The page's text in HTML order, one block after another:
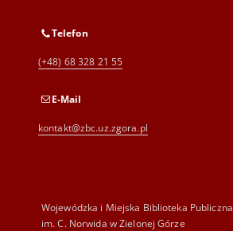
Telefon
(+48) 68 328 21 55
E-Mail
kontakt@zbc.uz.zgora.pl
Wojewódzka i Miejska Biblioteka Publiczna
im. C. Norwida w Zielonej Górze